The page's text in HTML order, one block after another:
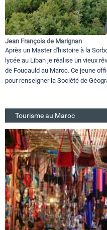
Jean François de Marignan
Après un Master d'histoire à la
lycée au Liban je réalise un vieux
de Foucauld au Maroc. Ce jeune
pour renseigner la Société de
Tourisme au Maroc